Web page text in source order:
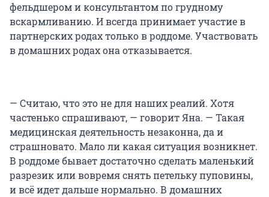
фельдшером и консультантом по грудному
вскармливанию. И всегда принимает участие в
партнерских родах только в роддоме. Участвовать
в домашних родах она отказывается.
— Считаю, что это не для наших реалий. Хотя
частенько спрашивают, — говорит Яна. — Такая
медицинская деятельность незаконна, да и
страшновато. Мало ли какая ситуация возникнет.
В роддоме бывает достаточно сделать маленький
разрезик или вовремя снять петельку пуповины,
и всё идет дальше нормально. В домашних